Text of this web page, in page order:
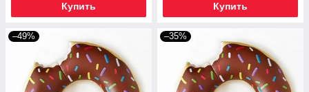
Купить Купить
–49% –35%